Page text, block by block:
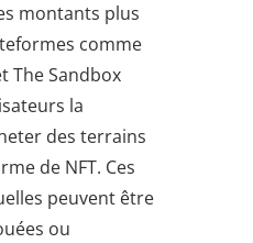
montants plus
comme
The Sandbox
la
des terrains
de NFT. Ces
peuvent être
ou